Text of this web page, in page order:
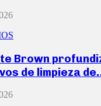
Brown
de limpieza